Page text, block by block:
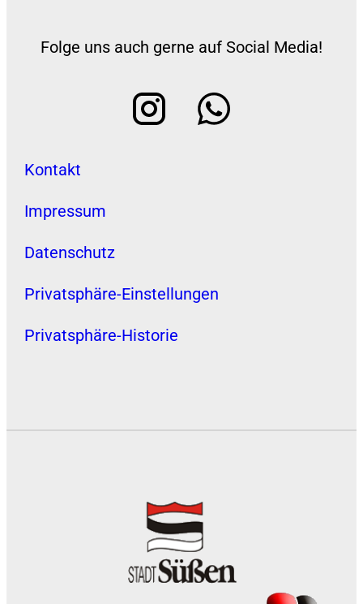
Folge uns auch gerne auf Social Media!
Kontakt
Impressum
Datenschutz
Privatsphäre-Einstellungen
Privatsphäre-Historie